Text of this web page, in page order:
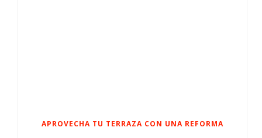
APROVECHA TU TERRAZA CON UNA REFORMA